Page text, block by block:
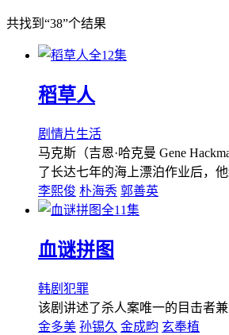
共找到 “38”个结果
全12集
稻草人
剧情片生活
马克斯（吉恩·哈克曼 Gene
了长达七年的海上漂泊作业后，
李熙俊 朴海秀 郭善英
全11集
血谜拼图
韩剧 犯罪
该剧讲述了杀人案唯一的目击者
金多美 孙锡久 金成畇 玄奉植